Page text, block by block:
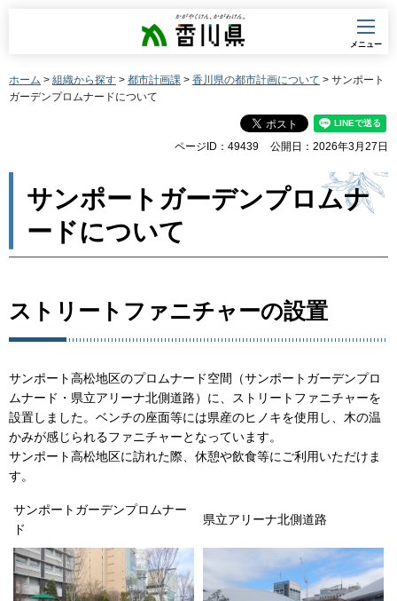
香川県
メニュー
ホーム > 組織から探す > 都市計画課 > 香川県の都市計画について > サンポート
ガーデンプロムナードについて
ページID：49439 公開日：2026年3月27日
サンポートガーデンプロムナ
ードについて
ストリートファニチャーの設置
サンポート高松地区のプロムナード空間（サンポートガーデンプロ
ムナード・県立アリーナ北側道路）に、ストリートファニチャーを
設置しました。ベンチの座面等には県産のヒノキを使用し、木の温
かみが感じられるファニチャーとなっています。
サンポート高松地区に訪れた際、休憩や飲食等にご利用いただけま
す。
サンポートガーデンプロムナー
ド
県立アリーナ北側道路